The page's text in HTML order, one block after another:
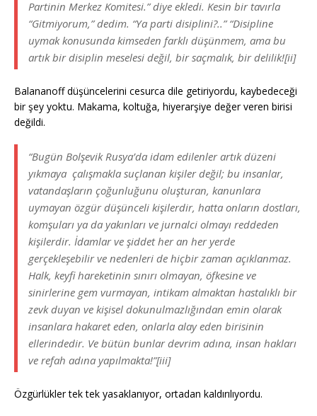
Partinin Merkez Komitesi.” diye ekledi. Kesin bir tavırla
“Gitmiyorum,” dedim. “Ya parti disiplini?..” “Disipline
uymak konusunda kimseden farklı düşünmem, ama bu
artık bir disiplin meselesi değil, bir saçmalık, bir delilik![ii]
Balananoff düşüncelerini cesurca dile getiriyordu, kaybedeceği
bir şey yoktu. Makama, koltuğa, hiyerarşiye değer veren birisi
değildi.
“Bugün Bolşevik Rusya’da idam edilenler artık düzeni
yıkmaya çalışmakla suçlanan kişiler değil; bu insanlar,
vatandaşların çoğunluğunu oluşturan, kanunlara
uymayan özgür düşünceli kişilerdir, hatta onların dostları,
komşuları ya da yakınları ve jurnalci olmayı reddeden
kişilerdir. İdamlar ve şiddet her an her yerde
gerçekleşebilir ve nedenleri de hiçbir zaman açıklanmaz.
Halk, keyfi hareketinin sınırı olmayan, öfkesine ve
sinirlerine gem vurmayan, intikam almaktan hastalıklı bir
zevk duyan ve kişisel dokunulmazlığından emin olarak
insanlara hakaret eden, onlarla alay eden birisinin
ellerindedir. Ve bütün bunlar devrim adına, insan hakları
ve refah adına yapılmakta!”[iii]
Özgürlükler tek tek yasaklanıyor, ortadan kaldırılıyordu.